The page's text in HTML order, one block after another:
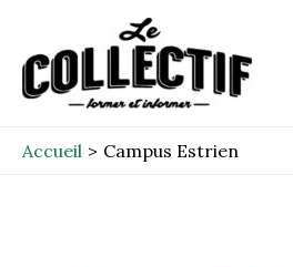
contenu
Accueil Campus Estrien